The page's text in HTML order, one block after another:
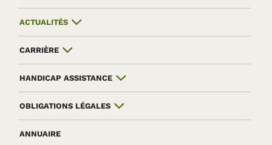
ACTUALITÉS
CARRIÈRE
HANDICAP ASSISTANCE
OBLIGATIONS LÉGALES
ANNUAIRE